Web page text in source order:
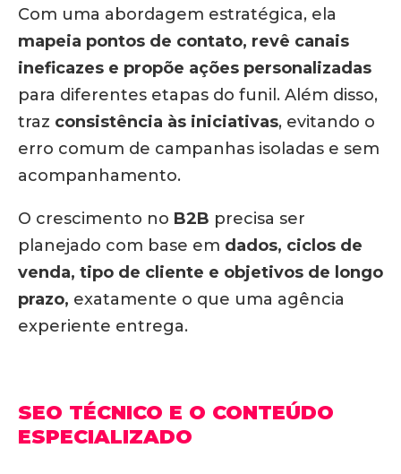
Com uma abordagem estratégica, ela
mapeia pontos de contato, revê canais
ineficazes e propõe ações personalizadas
para diferentes etapas do funil. Além disso,
traz consistência às iniciativas, evitando o
erro comum de campanhas isoladas e sem
acompanhamento.
O crescimento no B2B precisa ser
planejado com base em dados, ciclos de
venda, tipo de cliente e objetivos de longo
prazo, exatamente o que uma agência
experiente entrega.
SEO TÉCNICO E O CONTEÚDO
ESPECIALIZADO